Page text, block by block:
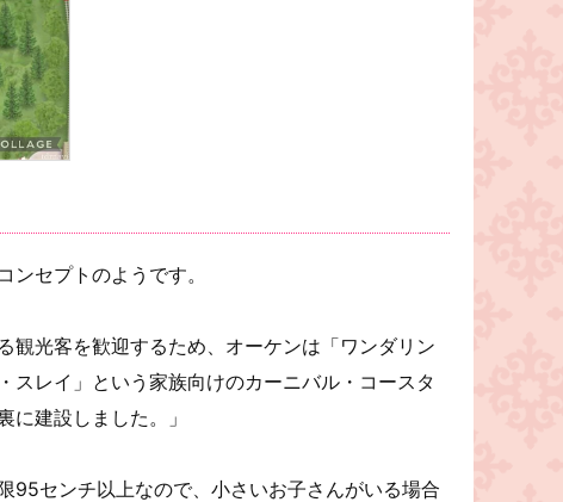
セプトのようです。
観光客を歓迎するため、オーケンは「ワンダリン
スレイ」という家族向けのカーニバル・コースタ
に建設しました。」
95センチ以上なので、小さいお子さんがいる場合